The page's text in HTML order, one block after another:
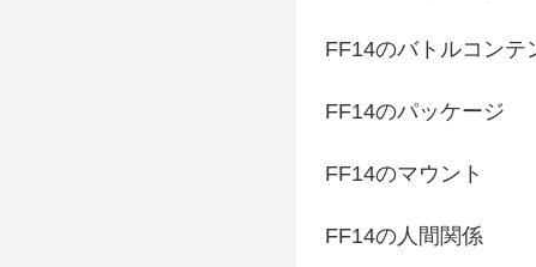
FF14のバトルコンテ
FF14のパッケージ
FF14のマウント
FF14の人間関係